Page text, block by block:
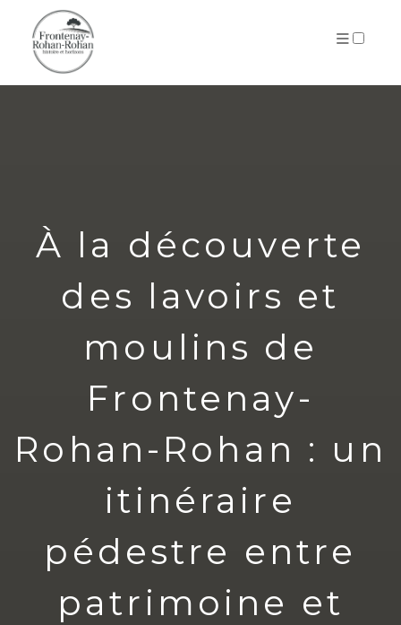
À la découverte
des lavoirs et
moulins de
Frontenay-
Rohan-Rohan : un
itinéraire
pédestre entre
patrimoine et